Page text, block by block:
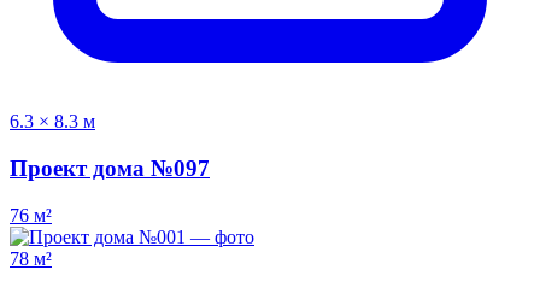
6.3 × 8.3 м
Проект дома №097
76 м²
78 м²